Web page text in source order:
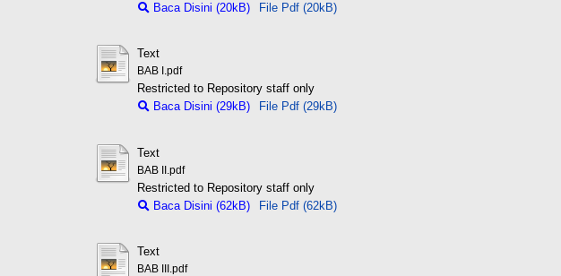
Baca Disini (20kB)
File Pdf (20kB)
Text
BAB I.pdf
Restricted to Repository staff only
Baca Disini (29kB)
File Pdf (29kB)
Text
BAB II.pdf
Restricted to Repository staff only
Baca Disini (62kB)
File Pdf (62kB)
Text
BAB III.pdf